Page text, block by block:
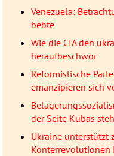
Venezuela:
bebte
Wie die CIA den
heraufbeschwor
Reformistische
emanzipieren sich
der Seite Kubas
Ukraine unterstützt
Konterrevolutionen